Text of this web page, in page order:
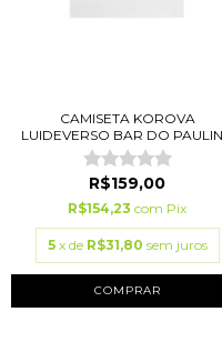
CAMISETA KOROVA
LUIDEVERSO BAR DO
R$159,00
R$154,23 com Pix
5 x de R$31,80 sem juros
COMPRAR